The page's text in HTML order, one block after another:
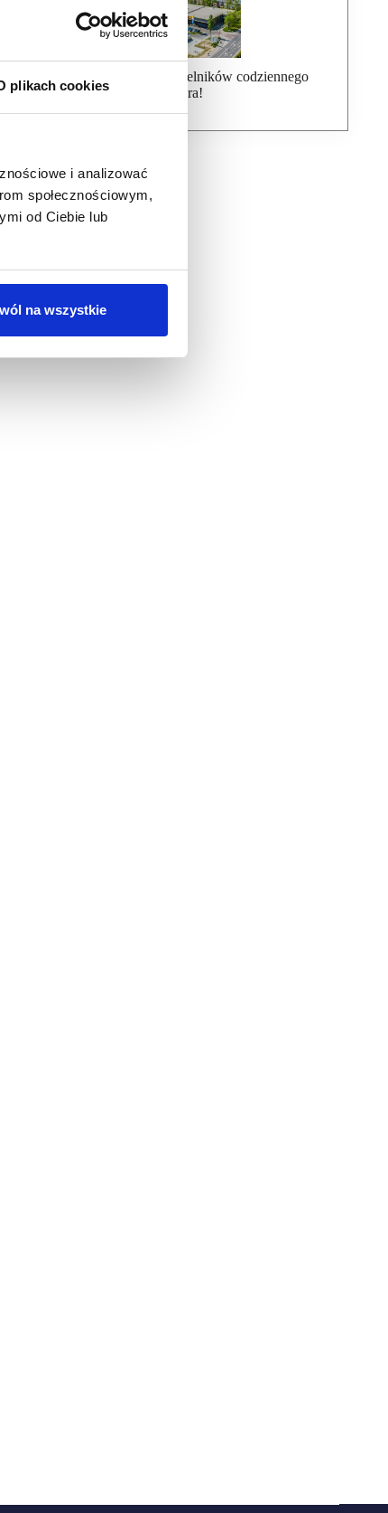
plikach cookies
i analizować
społecznościowym,
od Ciebie lub
na wszystkie
Dołącz do ponad 7000 czytelników codziennego
newslettera!